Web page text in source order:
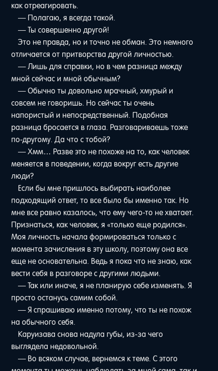
как отреагировать.
— Полагаю, я всегда такой.
— Ты совершенно другой!
Это не правда, но и точно не обман. Это немного
отличается от притворства другой личностью.
— Лишь для справки, но в чем разница между
мной сейчас и мной обычным?
— Обычно ты довольно мрачный, хмурый и
совсем не говоришь. Но сейчас ты очень
напористый и непосредственный. Подобная
разница бросается в глаза. Разговариваешь тоже
по-другому. Да что с тобой?
— Хмм… Разве это не похоже на то, как человек
меняется в поведении, когда вокруг есть другие
люди?
Если бы мне пришлось выбирать наиболее
подходящий ответ, то все было бы именно так. Но
мне все равно казалось, что ему чего-то не хватает.
Признаться, как человек, я «только еще родился».
Моя личность начала формироваться только с
момента зачисления в эту школу, поэтому она все
еще не основательна. Ведь я пока что не знаю, как
вести себя в разговоре с другими людьми.
— Так или иначе, я не планирую себе изменять. Я
просто останусь самим собой.
— Я спрашиваю именно потому, что ты не похож
на обычного себя.
Каруизава снова надула губы, из-за чего
выглядела недовольной.
— Во всяком случае, вернемся к теме. С этого